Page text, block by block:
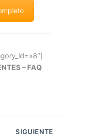
– FAQ
SIGUIENTE